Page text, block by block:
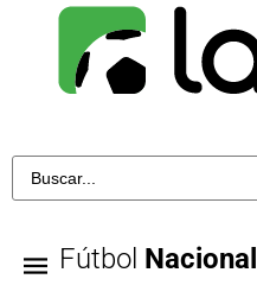
Fútbol Nacional